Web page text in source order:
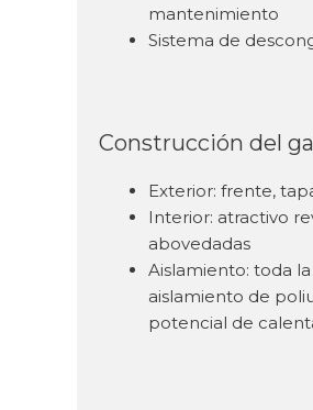
mantenimiento
Sistema de
Construcción del
Exterior: frente,
Interior: atractivo
abovedadas
Aislamiento: toda
aislamiento de
potencial de